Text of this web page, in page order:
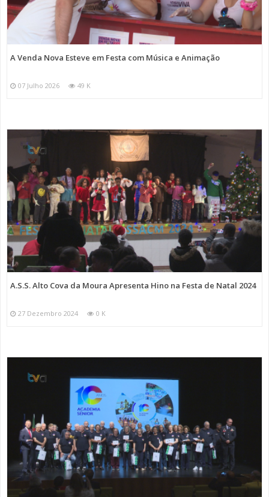
A Venda Nova Esteve em Festa com Música e Animação
07 Julho 2026 49 K
A.S.S. Alto Cova da Moura Apresenta Hino na Festa de Natal 2024
27 Dezembro 2024 0 K